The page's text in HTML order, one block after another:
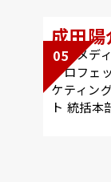
05
成田陽
楽天メデ
プロフ
ケティン
ト 統括本